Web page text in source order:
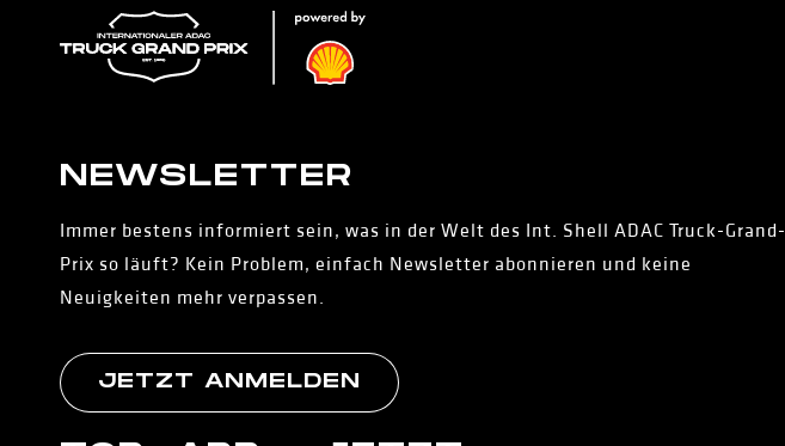
NEWS­LETTER
Immer bestens informiert sein, was in der Welt des Int. Shell ADAC Truck-Grand-
Prix so läuft? Kein Problem, einfach Newsletter abonnieren und keine
Neuigkeiten mehr verpassen.
JETZT ANMELDEN